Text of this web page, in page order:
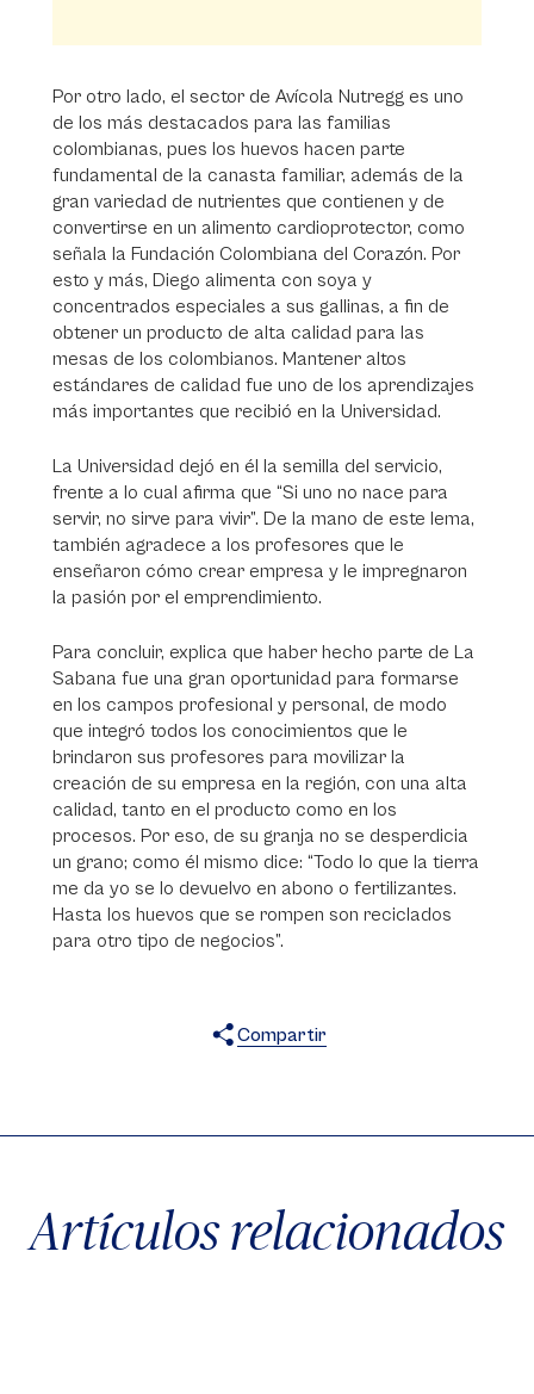
Por otro lado, el sector de Avícola Nutregg es uno
de los más destacados para las familias
colombianas, pues los huevos hacen parte
fundamental de la canasta familiar, además de la
gran variedad de nutrientes que contienen y de
convertirse en un alimento cardioprotector, como
señala la Fundación Colombiana del Corazón. Por
esto y más, Diego alimenta con soya y
concentrados especiales a sus gallinas, a fin de
obtener un producto de alta calidad para las
mesas de los colombianos. Mantener altos
estándares de calidad fue uno de los aprendizajes
más importantes que recibió en la Universidad.
La Universidad dejó en él la semilla del servicio,
frente a lo cual afirma que “Si uno no nace para
servir, no sirve para vivir”. De la mano de este lema,
también agradece a los profesores que le
enseñaron cómo crear empresa y le impregnaron
la pasión por el emprendimiento.
Para concluir, explica que haber hecho parte de La
Sabana fue una gran oportunidad para formarse
en los campos profesional y personal, de modo
que integró todos los conocimientos que le
brindaron sus profesores para movilizar la
creación de su empresa en la región, con una alta
calidad, tanto en el producto como en los
procesos. Por eso, de su granja no se desperdicia
un grano; como él mismo dice: “Todo lo que la tierra
me da yo se lo devuelvo en abono o fertilizantes.
Hasta los huevos que se rompen son reciclados
para otro tipo de negocios”.
Compartir
Artículos relacionados